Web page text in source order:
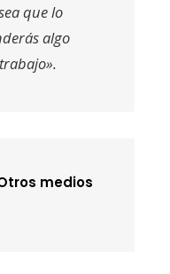
que lo
algo
medios